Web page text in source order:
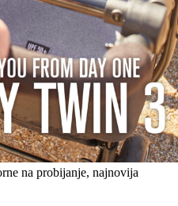
na probijanje, najnovija